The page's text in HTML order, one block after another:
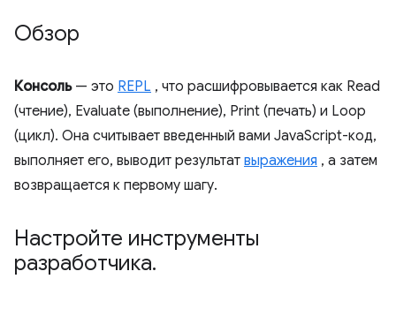
Обзор
Консоль— это REPL , что расшифровывается как Read
(чтение), Evaluate (выполнение), Print (печать) и Loop
(цикл). Она считывает введенный вами JavaScript-код,
выполняет его, выводит результат выражения , а затем
возвращается к первому шагу.
Настройте инструменты
разработчика.